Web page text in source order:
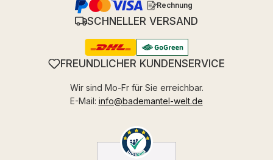
Rechnung
SCHNELLER VERSAND
FREUNDLICHER KUNDENSERVICE
Wir sind Mo-Fr für Sie erreichbar.
E-Mail: info@bademantel-welt.de